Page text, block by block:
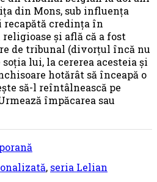
din Mons, sub influența
credința în
și află că a fost
de tribunal (divorțul încă nu
lui, la cererea acesteia și
hotărât să înceapă o
să-l reîntâlnească pe
împăcarea sau
, seria Lelian